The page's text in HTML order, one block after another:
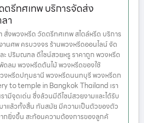
รีทศเทพ บริการจัดส่ง
า
งพวงหรีด วัดตรีทศเทพ สไตล์หรีด บริการ
นศพ ครบวงจร ร้านพวงหรีดออนไลน์ จัด
ะ ปริมณฑล ดีไซน์สวยหรู ราคาถูก พวงหรีด
ลม พวงหรีดต้นไม้ พวงหรีดของใช้
งหรีดปทุมธานี พวงหรีดนนทบุรี พวงหรีดก
to temple in Bangkok Thailand เรา
ามีจุดเด่น ซึ่งล้วนมีดีไซน์สวยงามและได้รับ
แล้วทั้งสิ้น ทันสมัย มีความเป็นตัวของตัว
กยิ่งขึ้น สะท้อนความต้องการของลูกค้